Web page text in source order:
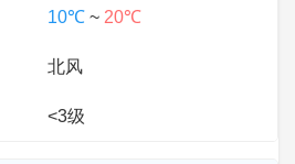
10℃ ~ 20℃
北风
<3级